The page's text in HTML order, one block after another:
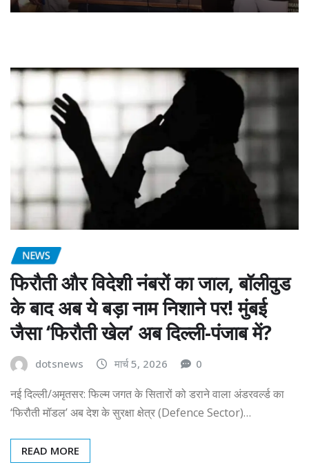
NEWS
फिरौती और विदेशी नंबरों का जाल, बॉलीवुड
के बाद अब ये बड़ा नाम निशाने पर! मुंबई
जैसा ‘फिरौती खेल’ अब दिल्ली-पंजाब में?
dotsnews मार्च 5, 2026 0
नई दिल्ली/अमृतसर: फिल्म जगत के सितारों को डराने वाला अंडरवर्ल्ड का
‘फिरौती मॉडल’ अब देश के सुरक्षा क्षेत्र (Defence Sector)…
READ MORE